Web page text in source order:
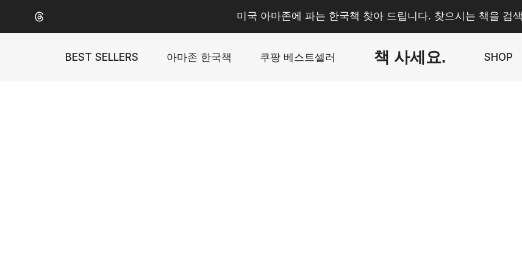
미국 아마존에 파는 한국책 찾아 드립니다. 찾으시는 책을 검
BEST SELLERS 아마존 한국책 쿠팡 베스트셀러 책 사세요. SHOP